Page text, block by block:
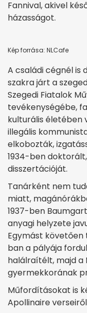
Fannival, akivel
házasságot.
Kép forrása: NLCafe
A családi cégnél
szakra járt a
Szegedi Fiatalok
tevékenységébe,
kulturális életében
illegális
elkobozták,
1934-ben
disszertációját.
Tanárként nem
miatt,
1937-ben
anyagi helyzete
Egymást követően
ban a pályája
halálraítélt, majd a
gyermekkorának
Műfordításokat is
Apollinaire